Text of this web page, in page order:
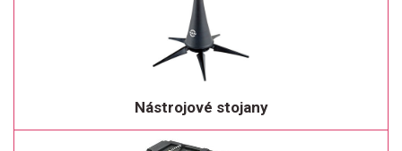
Nástrojové stojany